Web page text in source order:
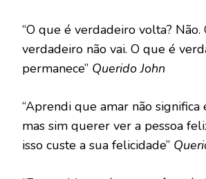
“O que é verdadeiro volta? Não.
verdadeiro não vai. O que é
permanece” Querido John
“Aprendi que amar não significa
mas sim querer ver a pessoa
isso custe a sua felicidade”